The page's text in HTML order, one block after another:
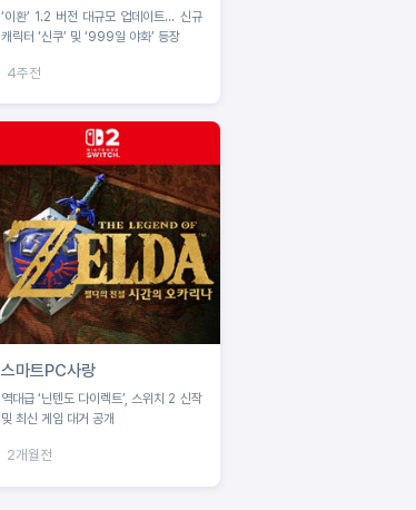
‘이환’ 1.2 버전 대규모 업데이트… 신규
캐릭터 ‘신쿠’ 및 ‘999일 야화’ 등장
4주전
스마트PC사랑
역대급 ‘닌텐도 다이렉트’, 스위치 2 신작
및 최신 게임 대거 공개
2개월전